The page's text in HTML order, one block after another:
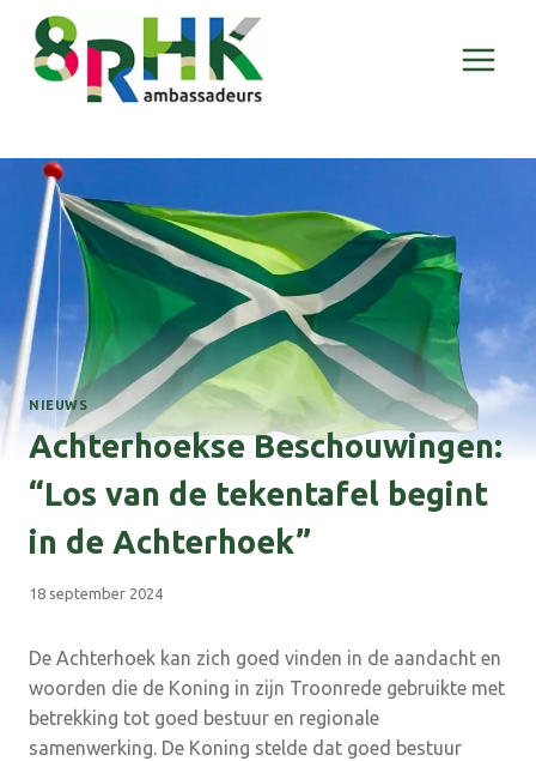
Doorgaan
naar
inhoud
NIEUWS
Achterhoekse Beschouwingen:
“Los van de tekentafel begint
in de Achterhoek”
18 september 2024
De Achterhoek kan zich goed vinden in de aandacht en
woorden die de Koning in zijn Troonrede gebruikte met
betrekking tot goed bestuur en regionale
samenwerking. De Koning stelde dat goed bestuur